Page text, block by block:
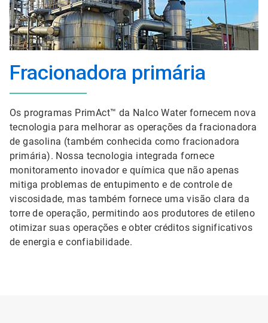
Fracionadora primária
Os programas PrimAct™ da Nalco Water fornecem nova
tecnologia para melhorar as operações da fracionadora
de gasolina (também conhecida como fracionadora
primária). Nossa tecnologia integrada fornece
monitoramento inovador e química que não apenas
mitiga problemas de entupimento e de controle de
viscosidade, mas também fornece uma visão clara da
torre de operação, permitindo aos produtores de etileno
otimizar suas operações e obter créditos significativos
de energia e confiabilidade.